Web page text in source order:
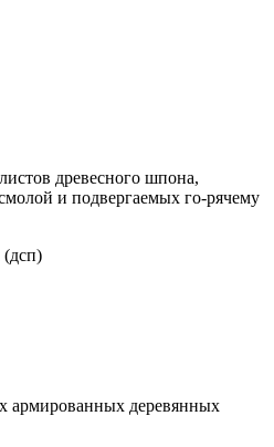
древесного шпона,
и подвергаемых го-рячему
(дсп)
армированных деревянных